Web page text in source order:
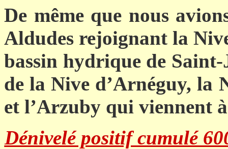
De même que nous
Aldudes rejoignant la
bassin hydrique de
de la Nive d’Arnéguy, la
et l’Arzuby qui viennent
Dénivelé positif cumulé